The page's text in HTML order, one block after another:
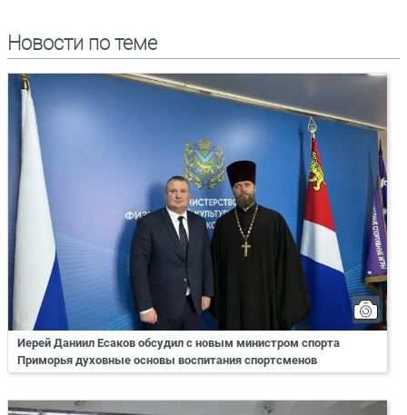
Новости по теме
Иерей Даниил Есаков обсудил с новым министром спорта
Приморья духовные основы воспитания спортсменов